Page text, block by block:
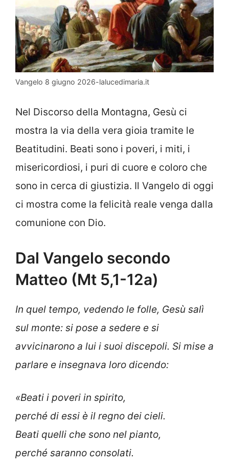
Vangelo 8 giugno 2026-lalucedimaria.it
Nel Discorso della Montagna, Gesù ci
mostra la via della vera gioia tramite le
Beatitudini. Beati sono i poveri, i miti, i
misericordiosi, i puri di cuore e coloro che
sono in cerca di giustizia. Il Vangelo di oggi
ci mostra come la felicità reale venga dalla
comunione con Dio.
Dal Vangelo secondo
Matteo (Mt 5,1-12a)
In quel tempo, vedendo le folle, Gesù salì
sul monte: si pose a sedere e si
avvicinarono a lui i suoi discepoli. Si mise a
parlare e insegnava loro dicendo:
«Beati i poveri in spirito,
perché di essi è il regno dei cieli.
Beati quelli che sono nel pianto,
perché saranno consolati.